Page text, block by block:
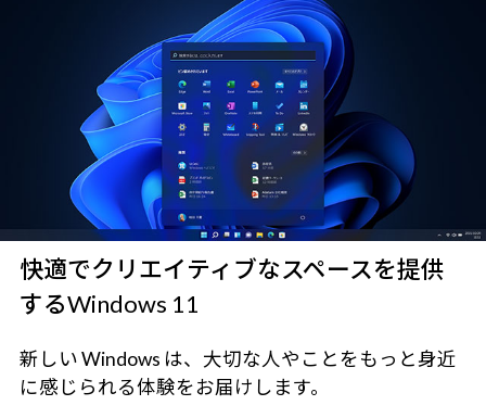
快適でクリエイティブなスペースを提供
するWindows 11
新しい Windows は、大切な人やことをもっと身近
に感じられる体験をお届けします。